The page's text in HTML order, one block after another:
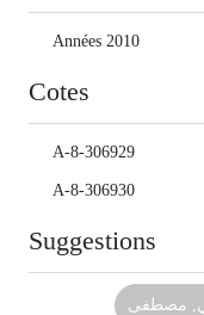
Années 2010
Cotes
A-8-306929
A-8-306930
Suggestions
‏مصطفى‏